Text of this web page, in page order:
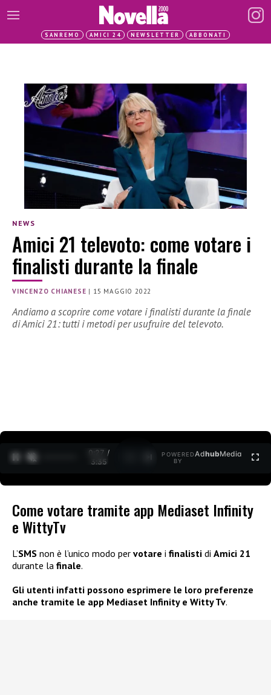
SANREMO AMICI 24 NEWSLETTER ABBONATI
NEWS
Amici 21 televoto: come votare i
finalisti durante la finale
VINCENZO CHIANESE | 15 MAGGIO 2022
Andiamo a scoprire come votare i finalisti durante la finale
di Amici 21: tutti i metodi per usufruire del televoto.
0:27 /
3:35
POWERED
BY
AdhubMedia
Come votare tramite app Mediaset Infinity
e WittyTv
L’SMS non è l’unico modo per votare i finalisti di Amici 21
durante la finale.
Gli utenti infatti possono esprimere le loro preferenze
anche tramite le app Mediaset Infinity e Witty Tv.